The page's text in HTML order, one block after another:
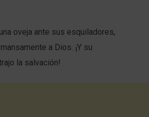
oveja ante sus esquiladores,
a Dios. ¡Y su
la salvación!